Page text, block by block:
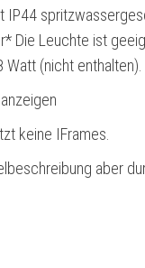
IP44
Die Leuchte ist
(nicht enthalten).
keine IFrames.
aber